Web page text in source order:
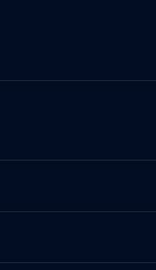
по развитию
и Наблюдательного
2018»
органов при